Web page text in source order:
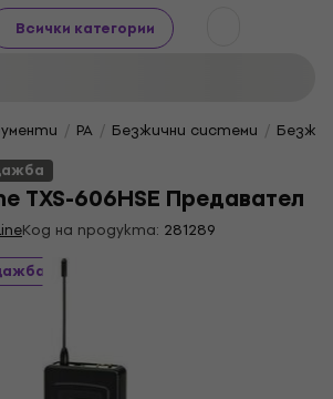
Всички категории
PA Безжични системи
TXS-606HSE Предавател
Код на продукта: 281289